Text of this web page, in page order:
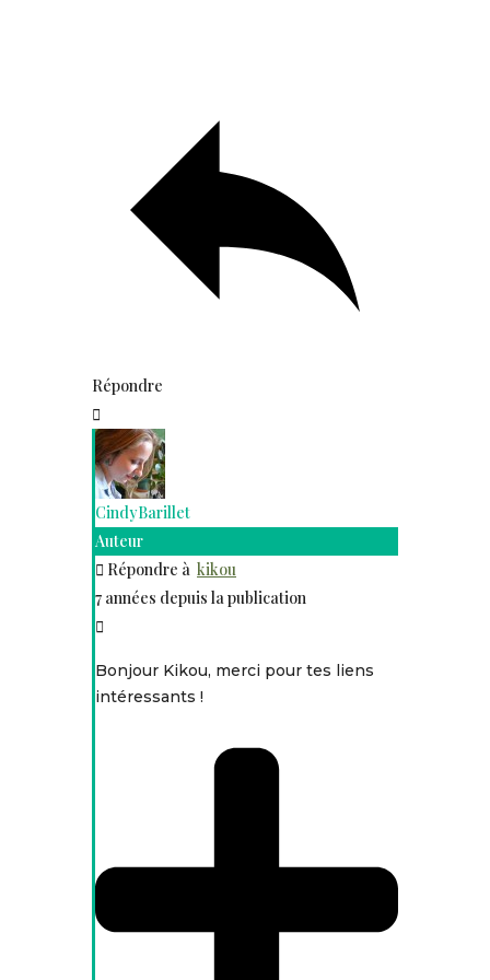
Répondre
CindyBarillet
Auteur
Répondre à kikou
7 années depuis la publication
Bonjour Kikou, merci pour tes liens
intéressants !